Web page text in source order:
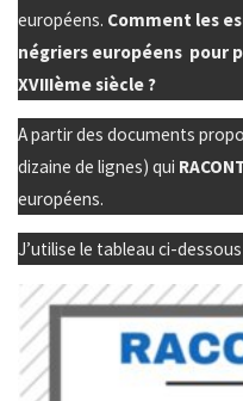
européens. Comment les
négriers européens pour
XVIIIème siècle ?
A partir des documents
dizaine de lignes) qui
européens.
J’utilise le tableau ci-